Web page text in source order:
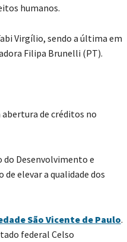
humanos.
Virgílio, sendo a última em
Filipa Brunelli (PT).
de créditos no
do Desenvolvimento e
elevar a qualidade dos
São Vicente de Paulo.
federal Celso